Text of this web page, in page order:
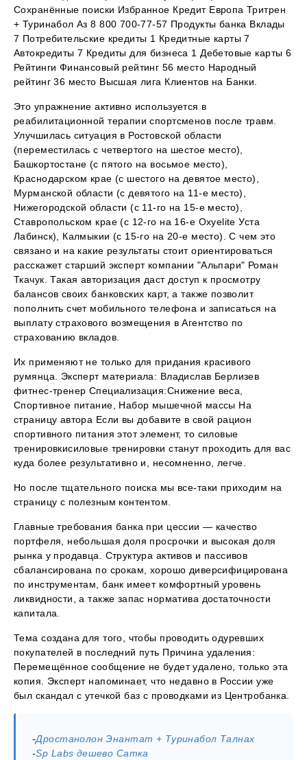
Сохранённые поиски Избранное Кредит Европа Тритрен
+ Туринабол Аз 8 800 700-77-57 Продукты банка Вклады
7 Потребительские кредиты 1 Кредитные карты 7
Автокредиты 7 Кредиты для бизнеса 1 Дебетовые карты 6
Рейтинги Финансовый рейтинг 56 место Народный
рейтинг 36 место Высшая лига Клиентов на Банки.
Это упражнение активно используется в
реабилитационной терапии спортсменов после травм.
Улучшилась ситуация в Ростовской области
(переместилась с четвертого на шестое место),
Башкортостане (с пятого на восьмое место),
Краснодарском крае (с шестого на девятое место),
Мурманской области (с девятого на 11-е место),
Нижегородской области (с 11-го на 15-е место),
Ставропольском крае (с 12-го на 16-е Oxyelite Уста
Лабинск), Калмыкии (с 15-го на 20-е место). С чем это
связано и на какие результаты стоит ориентироваться
расскажет старший эксперт компании "Альпари" Роман
Ткачук. Такая авторизация даст доступ к просмотру
балансов своих банковских карт, а также позволит
пополнить счет мобильного телефона и записаться на
выплату страхового возмещения в Агентство по
страхованию вкладов.
Их применяют не только для придания красивого
румянца. Эксперт материала: Владислав Берлизев
фитнес-тренер Специализация:Снижение веса,
Спортивное питание, Набор мышечной массы На
страницу автора Если вы добавите в свой рацион
спортивного питания этот элемент, то силовые
тренировкисиловые тренировки станут проходить для вас
куда более результативно и, несомненно, легче.
Но после тщательного поиска мы все-таки приходим на
страницу с полезным контентом.
Главные требования банка при цессии — качество
портфеля, небольшая доля просрочки и высокая доля
рынка у продавца. Структура активов и пассивов
сбалансирована по срокам, хорошо диверсифицирована
по инструментам, банк имеет комфортный уровень
ликвидности, а также запас норматива достаточности
капитала.
Тема создана для того, чтобы проводить одуревших
покупателей в последний путь Причина удаления:
Перемещённое сообщение не будет удалено, только эта
копия. Эксперт напоминает, что недавно в России уже
был скандал с утечкой баз с проводками из Центробанка.
-Дростанолон Энантат + Туринабол Талнах
-Sp Labs дешево Сатка